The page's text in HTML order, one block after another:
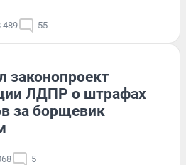
489 55
законопроект
ЛДПР о штрафах
за борщевик
5